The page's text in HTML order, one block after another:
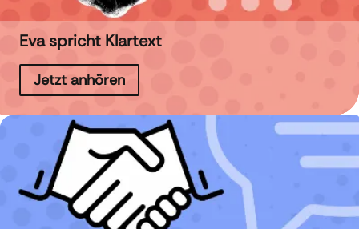
Eva spricht Klartext
Jetzt anhören